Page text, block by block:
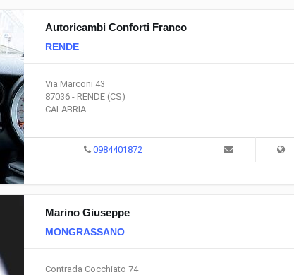
Autoricambi Conforti Franco
RENDE
Via Marconi 43
87036 - RENDE (CS)
CALABRIA
0984401872
Marino Giuseppe
MONGRASSANO
Contrada Cocchiato 74